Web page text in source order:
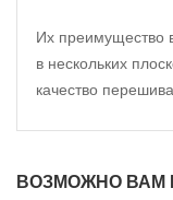
Их преимущество
в нескольких
качество
ВОЗМОЖНО ВАМ